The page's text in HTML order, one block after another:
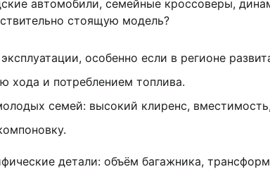
автомобили, семейные кроссоверы,
стоящую модель?
особенно если в регионе
хода и потреблением топлива.
семей: высокий клиренс,
детали: объём багажника,